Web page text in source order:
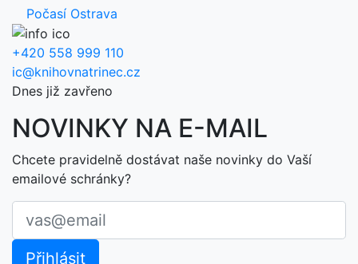
Počasí Ostrava
+420 558 999 110
ic@knihovnatrinec.cz
Dnes již zavřeno
NOVINKY NA E-MAIL
Chcete pravidelně dostávat naše novinky do Vaší
emailové schránky?